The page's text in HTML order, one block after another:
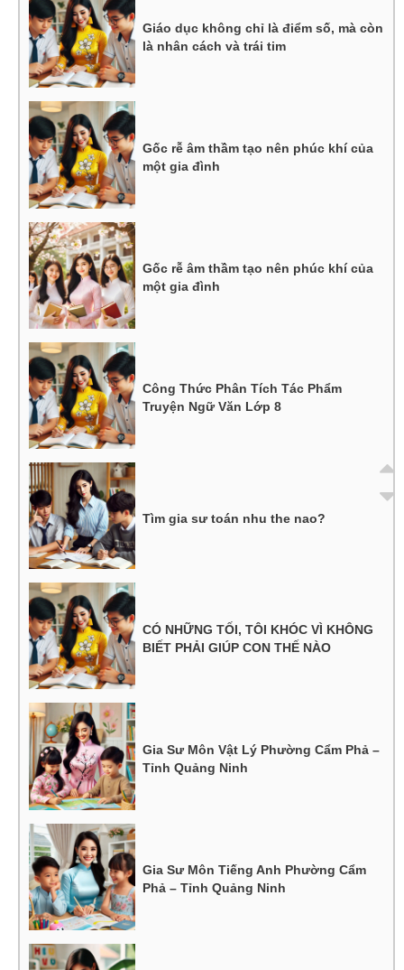
Giáo dục không chỉ là điểm số, mà còn
là nhân cách và trái tim
Gốc rễ âm thầm tạo nên phúc khí của
một gia đình
Gốc rễ âm thầm tạo nên phúc khí của
một gia đình
Công Thức Phân Tích Tác Phẩm
Truyện Ngữ Văn Lớp 8
Tìm gia sư toán nhu the nao?
CÓ NHỮNG TỐI, TÔI KHÓC VÌ KHÔNG
BIẾT PHẢI GIÚP CON THẾ NÀO
Gia Sư Môn Vật Lý Phường Cẩm Phả –
Tỉnh Quảng Ninh
Gia Sư Môn Tiếng Anh Phường Cẩm
Phả – Tỉnh Quảng Ninh